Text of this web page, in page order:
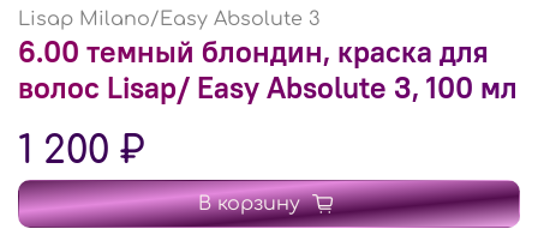
Lisap Milano/Easy Absolute 3
6.00 темный блондин, краска для
волос Lisap/ Easy Absolute 3, 100 мл
1 200 ₽
В корзину